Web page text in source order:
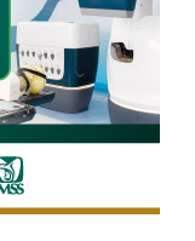
de clase.